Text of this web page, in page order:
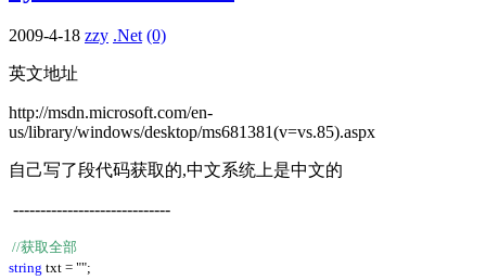
2009-4-18 zzy .Net (0)
英文地址
http://msdn.microsoft.com/en-
us/library/windows/desktop/ms681381(v=vs.85).aspx
自己写了段代码获取的,中文系统上是中文的
-----------------------------
//获取全部
string txt = "";